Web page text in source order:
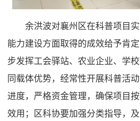
余洪波对襄州区在科普项目
能力建设方面取得的成效给予肯
步发挥工会驿站、农业企业、学
同载体优势，经常性开展科普活
进度，严格资金管理，确保项目
效用；区科协要加强分类指导，